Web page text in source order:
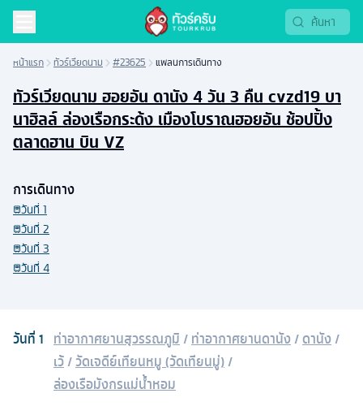
หน้าแรก ทัวร์เวียดนาม #23625 แพลนการเดินทาง
ทัวร์เวียดนาม ฮอยอัน ดานัง 4 วัน 3 คืน cvzd19 บา
นาฮิลล์ ล่องเรือกระด้ง เมืองโบราณฮอยอัน ช้อปปิ้ง
ตลาดฮาน บิน VZ
วันที่1 ท่าอากาศยานสุวรรณภูมิ /ท่าอากาศยานดานัง/ดานัง/
เว้/วัดเจดีย์เทียนหมู (วัดเทียนมู่)/
ล่องเรือมังกรแม่น้ำหอม
การเดินทาง
วันที่ 1
วันที่ 2
วันที่ 3
วันที่ 4